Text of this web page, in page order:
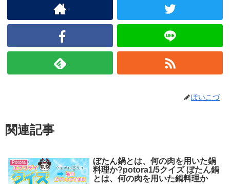
ぽいこづ
関連記事
Potora
ぼたん鍋とは、何の肉を用いた鍋
料理か?potora1/5クイズ ぼたん鍋
とは、何の肉を用いた鍋料理か